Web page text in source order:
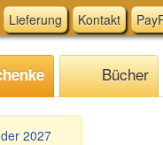
Lieferung Kontakt
Bücher
2027